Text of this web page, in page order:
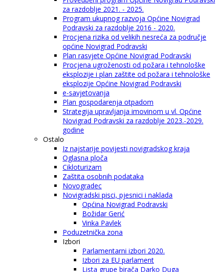
za razdoblje 2021. - 2025.
Program ukupnog razvoja Općine Novigrad
Podravski za razdoblje 2016 - 2020.
Procjena rizika od velikih nesreća za područje
općine Novigrad Podravski
Plan rasvjete Općine Novigrad Podravski
Procjena ugroženosti od požara i tehnološke
eksplozije i plan zaštite od požara i tehnološke
eksplozije Općine Novigrad Podravski
e-savjetovanja
Plan gospodarenja otpadom
Strategija upravljanja imovinom u vl. Općine
Novigrad Podravski za razdoblje 2023.-2029.
godine
Ostalo
Iz najstarije povijesti novigradskog kraja
Oglasna ploča
Cikloturizam
Zaštita osobnih podataka
Novogradec
Novigradski pisci, pjesnici i naklada
Općina Novigrad Podravski
Božidar Gerić
Vinka Pavlek
Poduzetnička zona
Izbori
Parlamentarni izbori 2020.
Izbori za EU parlament
Lista grupe birača Darko Duga